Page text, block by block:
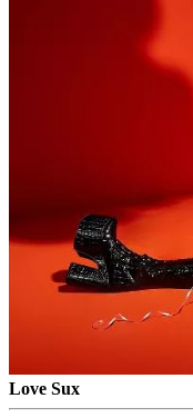
Love Sux